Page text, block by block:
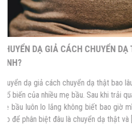
CHUYỂN DẠ GIẢ VÀ NHỮNG ĐIỀU
Gần đến ngày sinh hiện tượng
diễn ra. Với các mẹ bầu cuối thai kỳ,
hiệu chuyển dạ nào cũng có thể làm
Vậy làm sao để hiểu được rằng mình